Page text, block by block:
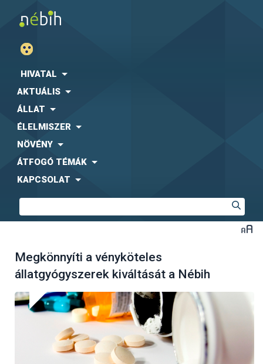
HIVATAL
AKTUÁLIS
ÁLLAT
ÉLELMISZER
NÖVÉNY
ÁTFOGÓ TÉMÁK
KAPCSOLAT
Megkönnyíti a vényköteles
állatgyógyszerek kiváltását a Nébih